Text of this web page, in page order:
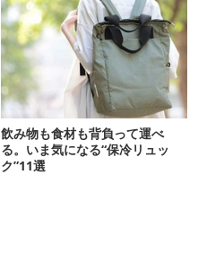
飲み物も食材も背負って運べ
る。いま気になる“保冷リュッ
ク”11選